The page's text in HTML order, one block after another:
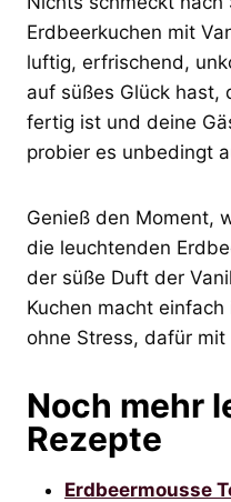
Erdbeerkuchen mit
luftig, erfrischend,
auf süßes Glück hast,
fertig ist und deine
probier es unbedingt
Genieß den Moment,
die leuchtenden
der süße Duft der
Kuchen macht
ohne Stress, dafür mit
Noch mehr
Rezepte
Erdbeermousse